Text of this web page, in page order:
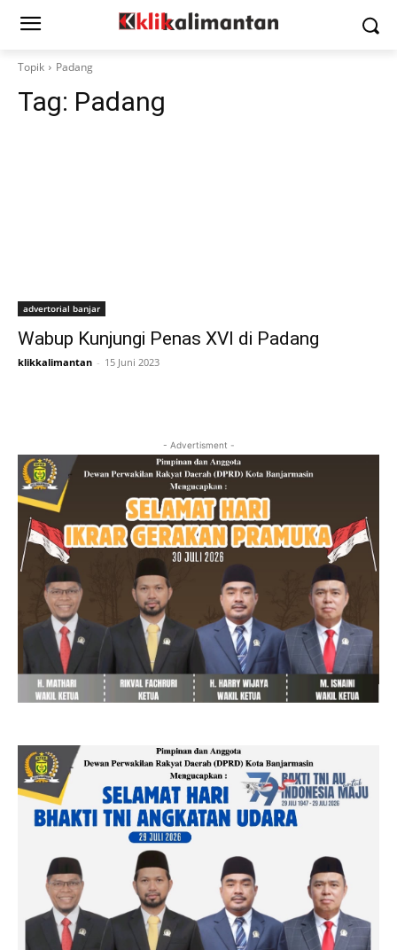
Topik Padang
Tag: Padang
advertorial banjar
Wabup Kunjungi Penas XVI di Padang
klikkalimantan - 15 Juni 2023
- Advertisment -